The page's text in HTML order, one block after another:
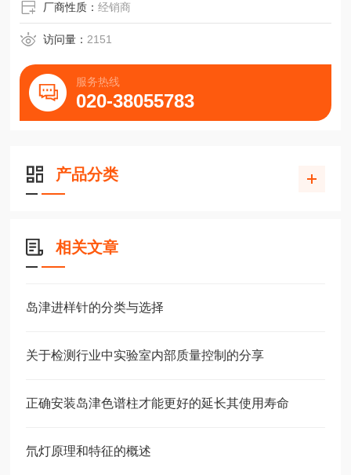
厂商性质：经销商
访问量： 2151
服务热线
020-38055783
产品分类
相关文章
岛津进样针的分类与选择
关于检测行业中实验室内部质量控制的分享
正确安装岛津色谱柱才能更好的延长其使用寿命
氘灯原理和特征的概述